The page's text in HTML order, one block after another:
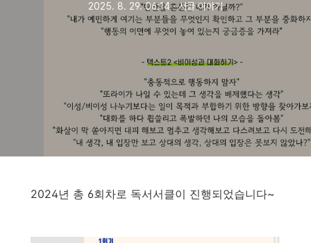
2025. 8. 29. 06:14ㆍ서클 이야기
2024년 총 6회차로 독서서클이 진행되었습니다~